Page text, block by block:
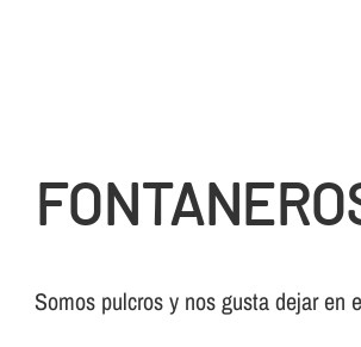
Somos pulcros y nos gusta dejar en